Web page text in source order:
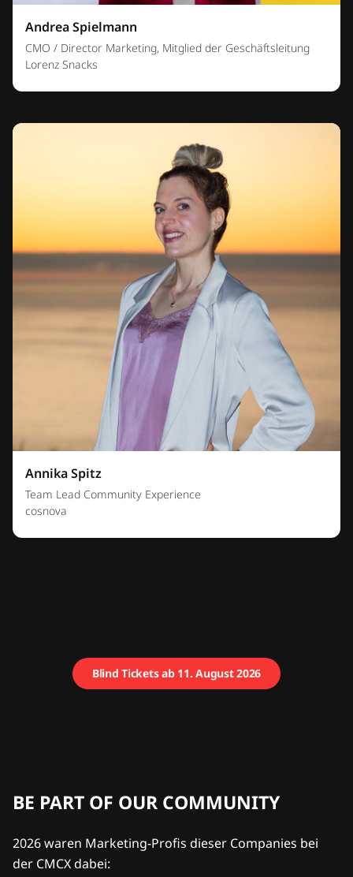
Andrea Spielmann
CMO / Director Marketing, Mitglied der Geschäftsleitung
Lorenz Snacks
Annika Spitz
Team Lead Community Experience
cosnova
Blind Tickets ab 11. August 2026
BE PART OF OUR COMMUNITY
2026 waren Marketing-Profis dieser Companies bei
der CMCX dabei: